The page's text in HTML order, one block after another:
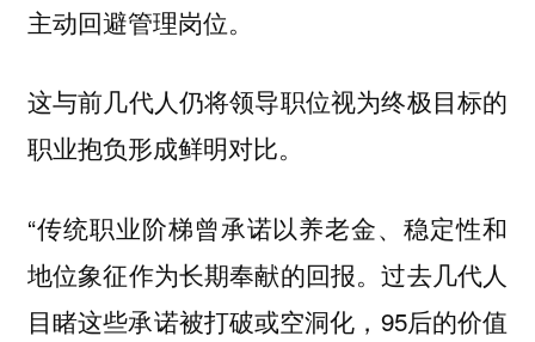
主动回避管理岗位。
这与前几代人仍将领导职位视为终极目标的
职业抱负形成鲜明对比。
“传统职业阶梯曾承诺以养老金、稳定性和
地位象征作为长期奉献的回报。过去几代人
目睹这些承诺被打破或空洞化，95后的价值